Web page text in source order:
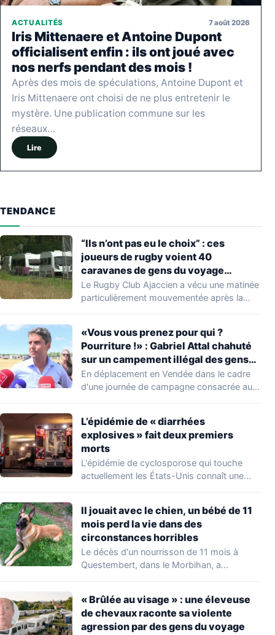
ACTUALITÉS 7 août 2026
Iris Mittenaere et Antoine Dupont
officialisent enfin : ils ont joué avec
nos nerfs pendant des mois !
Après des mois de spéculations, Antoine Dupont et
Iris Mittenaere ont choisi de ne plus entretenir le
mystère. Une publication commune sur les
réseaux…
Lire
TENDANCE
“Ils n’ont pas eu le choix” : ces
joueurs de rugby voient 40
caravanes de gens du voyage
s’installer dans leur stade, ils les
délogent en moins d’1 heure
Le Rugby Club Ajaccien a vécu une matinée
particulièrement mouvementée après la
«Vous vous prenez pour qui ?
Pourriture !» : Gabriel Attal chahuté
sur un campement illégal des gens
du voyage
En déplacement en Vendée dans le cadre
d'une journée de campagne consacrée aux
L’épidémie de « diarrhées
explosives » fait deux premiers
morts
L'épidémie de cyclosporose qui touche
actuellement les États-Unis connaît une
Il jouait avec le chien, un bébé de 11
mois perd la vie dans des
circonstances horribles
Le décès d'un nourrisson de 11 mois à
Questembert, dans le Morbihan, a
« Brûlée au visage » : une éleveuse
de chevaux raconte sa violente
agression par des gens du voyage